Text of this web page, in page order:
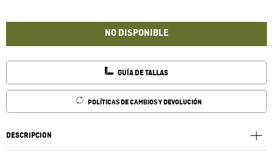
NO DISPONIBLE
GUÍA DE TALLAS
POLÍTICAS DE CAMBIOS Y DEVOLUCIÓN
DESCRIPCIÓN